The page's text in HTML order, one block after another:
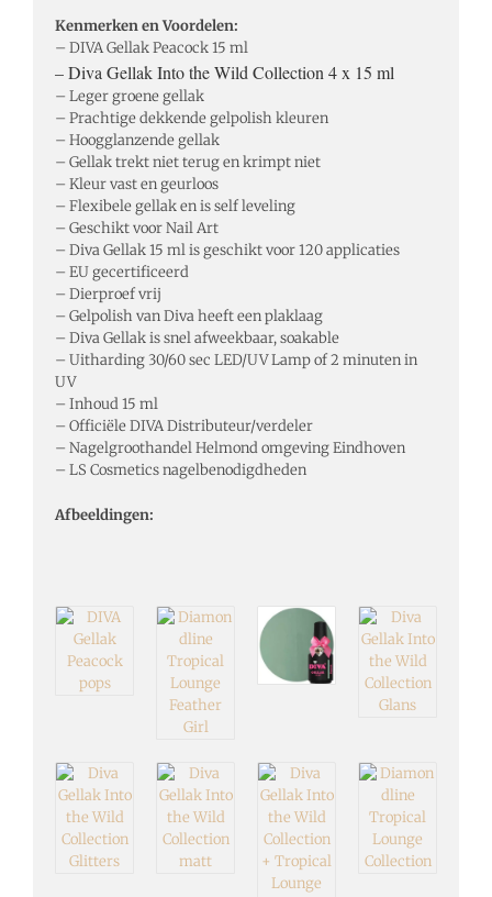
Kenmerken en Voordelen:
– DIVA Gellak Peacock 15 ml
– Diva Gellak Into the Wild Collection 4 x 15 ml
– Leger groene gellak
– Prachtige dekkende gelpolish kleuren
– Hoogglanzende gellak
– Gellak trekt niet terug en krimpt niet
– Kleur vast en geurloos
– Flexibele gellak en is self leveling
– Geschikt voor Nail Art
– Diva Gellak 15 ml is geschikt voor 120 applicaties
– EU gecertificeerd
– Dierproef vrij
– Gelpolish van Diva heeft een plaklaag
– Diva Gellak is snel afweekbaar, soakable
– Uitharding 30/60 sec LED/UV Lamp of 2 minuten in
UV
– Inhoud 15 ml
– Officiële DIVA Distributeur/verdeler
– Nagelgroothandel Helmond omgeving Eindhoven
– LS Cosmetics nagelbenodigdheden
Afbeeldingen: